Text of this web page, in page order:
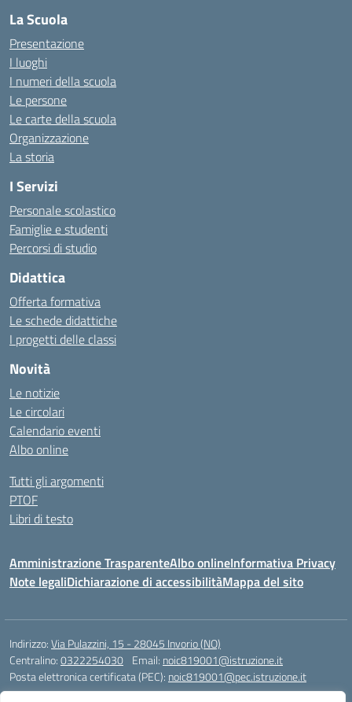
La Scuola
Presentazione
I luoghi
I numeri della scuola
Le persone
Le carte della scuola
Organizzazione
La storia
I Servizi
Personale scolastico
Famiglie e studenti
Percorsi di studio
Didattica
Offerta formativa
Le schede didattiche
I progetti delle classi
Novità
Le notizie
Le circolari
Calendario eventi
Albo online
Tutti gli argomenti
PTOF
Libri di testo
Amministrazione TrasparenteAlbo onlineInformativa Privacy
Note legaliDichiarazione di accessibilitàMappa del sito
Indirizzo:Via Pulazzini, 15 - 28045 Invorio (NO)
Centralino:0322254030 Email: noic819001@istruzione.it
Posta elettronica certificata (PEC): noic819001@pec.istruzione.it